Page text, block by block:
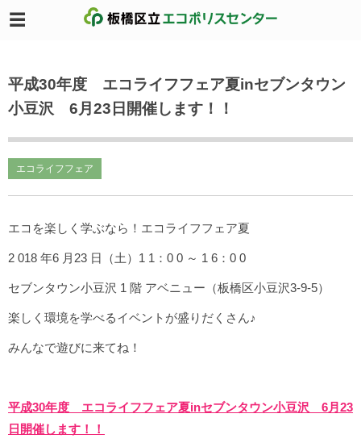
平成30年度 エコライフフェア夏inセブンタウン
小豆沢 6月23日開催します！！
エコライフフェア
エコを楽しく学ぶなら！エコライフフェア夏
2 018 年6 月23 日（土）1 1：0 0 ～ 1 6：0 0
セブンタウン小豆沢 1 階 アベニュー（板橋区小豆沢3-9-5）
楽しく環境を学べるイベントが盛りだくさん♪
みんなで遊びに来てね！
平成30年度 エコライフフェア夏inセブンタウン小豆沢 6月23
日開催します！！